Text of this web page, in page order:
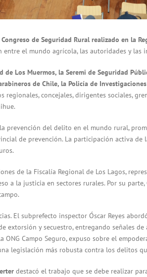
de Seguridad Rural realizado en la
el mundo agrícola, las autoridades y las
de Los Muermos, la Seremi de Seguridad
de Chile, la Policía de
regionales, concejales, dirigentes sociales,
prevención del delito en el mundo rural,
de prevención. La participación activa
de la Fiscalía Regional de Los Lagos,
a la justicia en sectores rurales. Por su
El subprefecto inspector Óscar Reyes
extorsión y secuestro, entregando señales
ONG Campo Seguro, expuso sobre el
legislación más robusta contra los delitos
destacó el trabajo que se debe realizar